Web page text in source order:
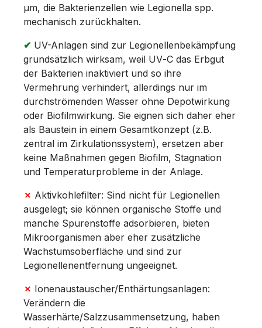
µm, die Bakterienzellen wie Legionella spp.
mechanisch zurückhalten.
✔ UV-Anlagen sind zur Legionellenbekämpfung
grundsätzlich wirksam, weil UV‑C das Erbgut
der Bakterien inaktiviert und so ihre
Vermehrung verhindert, allerdings nur im
durchströmenden Wasser ohne Depotwirkung
oder Biofilmwirkung. Sie eignen sich daher eher
als Baustein in einem Gesamt­konzept (z.B.
zentral im Zirkulationssystem), ersetzen aber
keine Maßnahmen gegen Biofilm, Stagnation
und Temperaturprobleme in der Anlage.
✗ Aktivkohlefilter: Sind nicht für Legionellen
ausgelegt; sie können organische Stoffe und
manche Spurenstoffe adsorbieren, bieten
Mikroorganismen aber eher zusätzliche
Wachstumsoberfläche und sind zur
Legionellenentfernung ungeeignet.
✗ Ionenaustauscher/Enthärtungsanlagen:
Verändern die
Wasserhärte/Salzzusammensetzung, haben